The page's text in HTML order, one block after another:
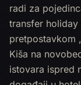
radi za
transfer holiday
pretpostavkom
Kiša na
istovara ispred